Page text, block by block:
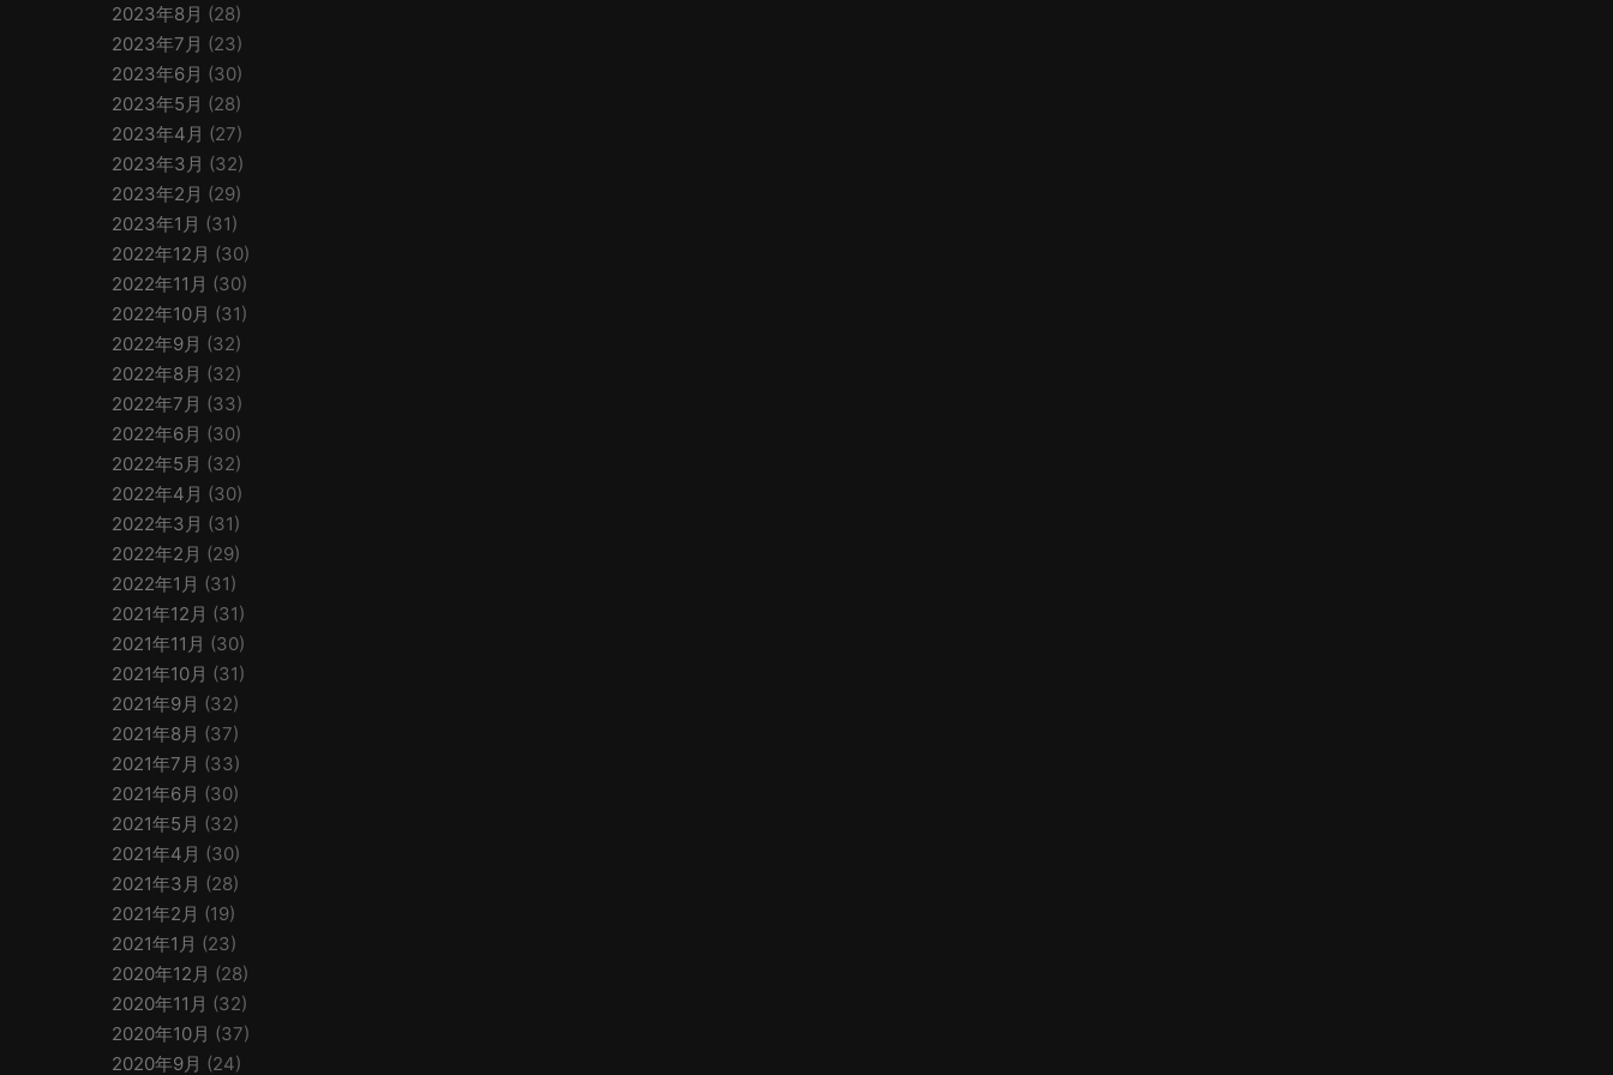
2023年8月 (28)
2023年7月 (23)
2023年6月 (30)
2023年5月 (28)
2023年4月 (27)
2023年3月 (32)
2023年2月 (29)
2023年1月 (31)
2022年12月 (30)
2022年11月 (30)
2022年10月 (31)
2022年9月 (32)
2022年8月 (32)
2022年7月 (33)
2022年6月 (30)
2022年5月 (32)
2022年4月 (30)
2022年3月 (31)
2022年2月 (29)
2022年1月 (31)
2021年12月 (31)
2021年11月 (30)
2021年10月 (31)
2021年9月 (32)
2021年8月 (37)
2021年7月 (33)
2021年6月 (30)
2021年5月 (32)
2021年4月 (30)
2021年3月 (28)
2021年2月 (19)
2021年1月 (23)
2020年12月 (28)
2020年11月 (32)
2020年10月 (37)
2020年9月 (24)